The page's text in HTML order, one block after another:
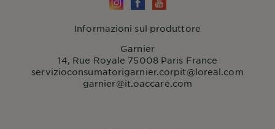
Informazioni sul produttore
Garnier
14, Rue Royale 75008 Paris France
servizioconsumatorigarnier.corpit@loreal.com
garnier@it.oaccare.com